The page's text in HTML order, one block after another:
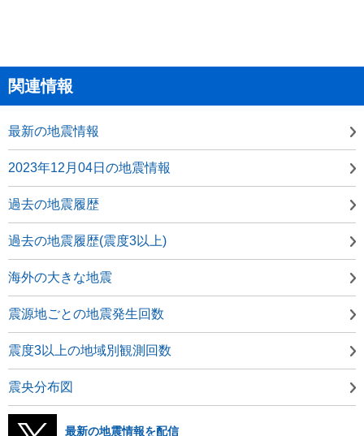
関連情報
最新の地震情報
2023年12月04日の地震情報
過去の地震履歴
過去の地震履歴(震度3以上)
海外の大きな地震
震源地ごとの地震発生回数
震度3以上の地域別観測回数
震央分布図
最新の地震情報を配信